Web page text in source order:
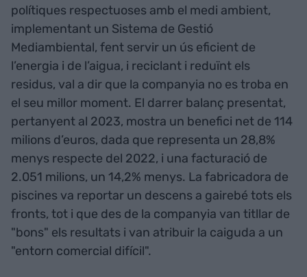
polítiques respectuoses amb el medi ambient,
implementant un Sistema de Gestió
Mediambiental, fent servir un ús eficient de
l’energia i de l’aigua, i reciclant i reduïnt els
residus, val a dir que la companyia no es troba en
el seu millor moment. El darrer balanç presentat,
pertanyent al 2023, mostra un benefici net de 114
milions d’euros, dada que representa un 28,8%
menys respecte del 2022, i una facturació de
2.051 milions, un 14,2% menys. La fabricadora de
piscines va reportar un descens a gairebé tots els
fronts, tot i que des de la companyia van titllar de
"bons" els resultats i van atribuir la caiguda a un
"entorn comercial difícil".